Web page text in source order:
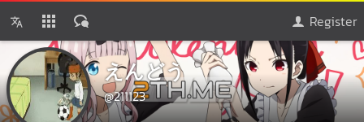
Register
えんどう
@211123